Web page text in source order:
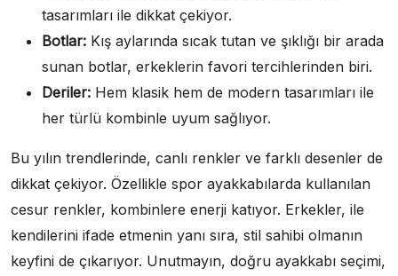
tasarımları ile dikkat çekiyor.
Botlar: Kış aylarında sıcak tutan ve şıklığı bir arada
sunan botlar, erkeklerin favori tercihlerinden biri.
Deriler: Hem klasik hem de modern tasarımları ile
her türlü kombinle uyum sağlıyor.
Bu yılın trendlerinde, canlı renkler ve farklı desenler de
dikkat çekiyor. Özellikle spor ayakkabılarda kullanılan
cesur renkler, kombinlere enerji katıyor. Erkekler, ile
kendilerini ifade etmenin yanı sıra, stil sahibi olmanın
keyfini de çıkarıyor. Unutmayın, doğru ayakkabı seçimi,